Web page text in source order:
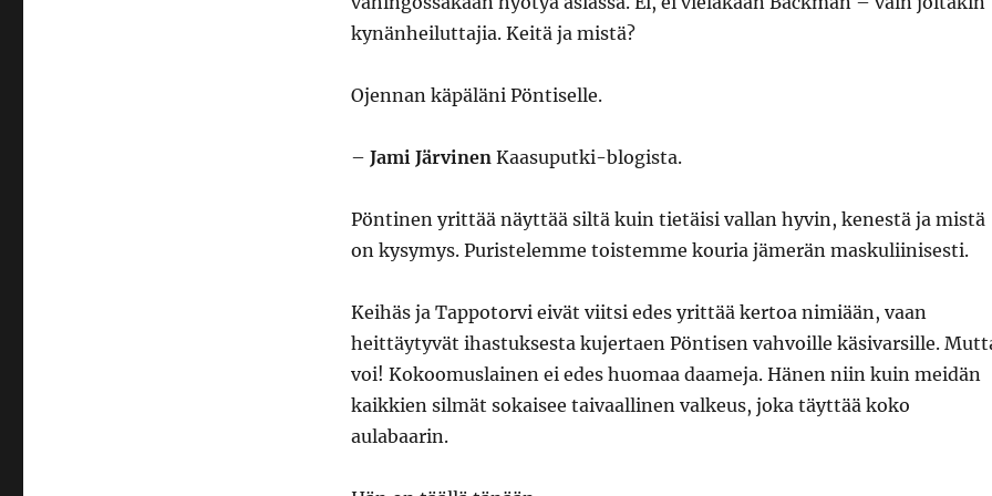
kynänheiluttajia. Keitä ja mistä?
Ojennan käpäläni Pöntiselle.
– Jami JärvinenKaasuputki-blogista.
Pöntinen yrittää näyttää siltä kuin tietäisi vallan hyvin, kenestä ja mistä
on kysymys. Puristelemme toistemme kouria jämerän maskuliinisesti.
Keihäs ja Tappotorvi eivät viitsi edes yrittää kertoa nimiään, vaan
heittäytyvät ihastuksesta kujertaen Pöntisen vahvoille käsivarsille.
voi! Kokoomuslainen ei edes huomaa daameja. Hänen niin kuin meidän
kaikkien silmät sokaisee taivaallinen valkeus, joka täyttää koko
aulabaarin.